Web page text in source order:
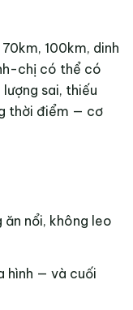
100km, dinh
chị có thể có
sai, thiếu
thời điểm — cơ
ăn nổi, không leo
hình — và cuối